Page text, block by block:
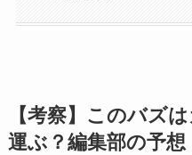
【考察】このバズ
運ぶ？編集部の予想